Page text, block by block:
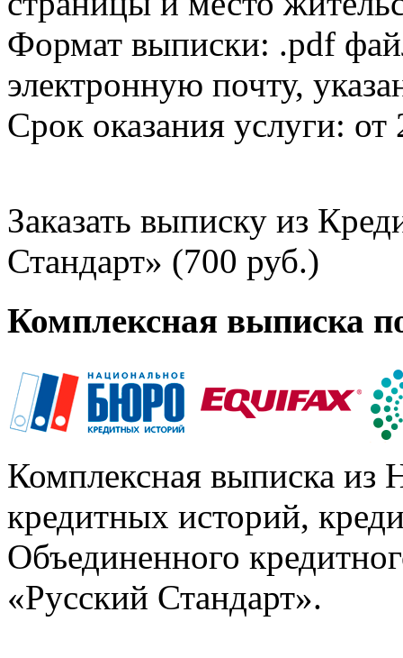
Формат выписки: .pdf
электронную почту,
Срок оказания услуги: от
Заказать выписку из
Стандарт» (700 руб.)
Комплексная выписка
Комплексная выписка из
кредитных историй,
Объединенного
«Русский Стандарт».